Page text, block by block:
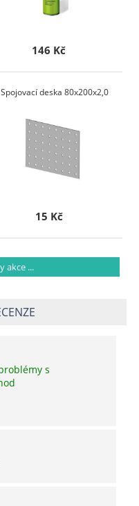
146 Kč
Spojovací deska 80x200x2,0
15 Kč
akce ...
s